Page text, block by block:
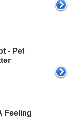
- Pet
Feeling